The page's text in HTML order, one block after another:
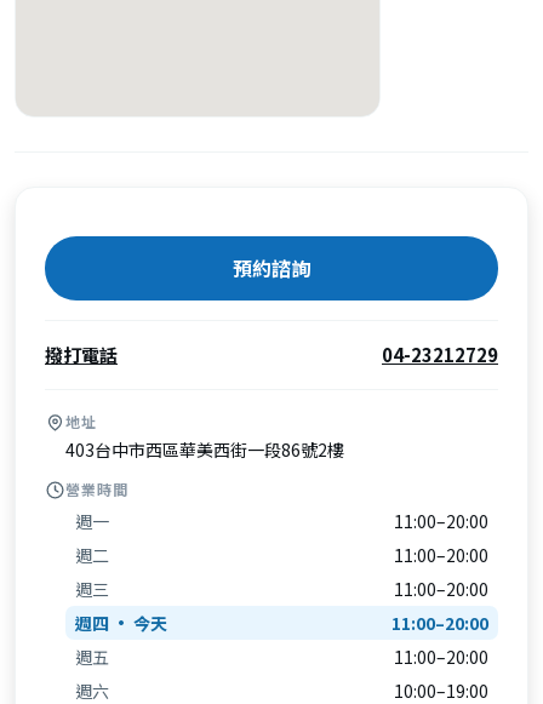
預約諮詢
撥打電話 04-23212729
地址
403台中市西區華美西街一段86號2樓
營業時間
週一
11:00–20:00
週二
11:00–20:00
週三
11:00–20:00
週四
11:00–20:00
週五
11:00–20:00
週六
10:00–19:00